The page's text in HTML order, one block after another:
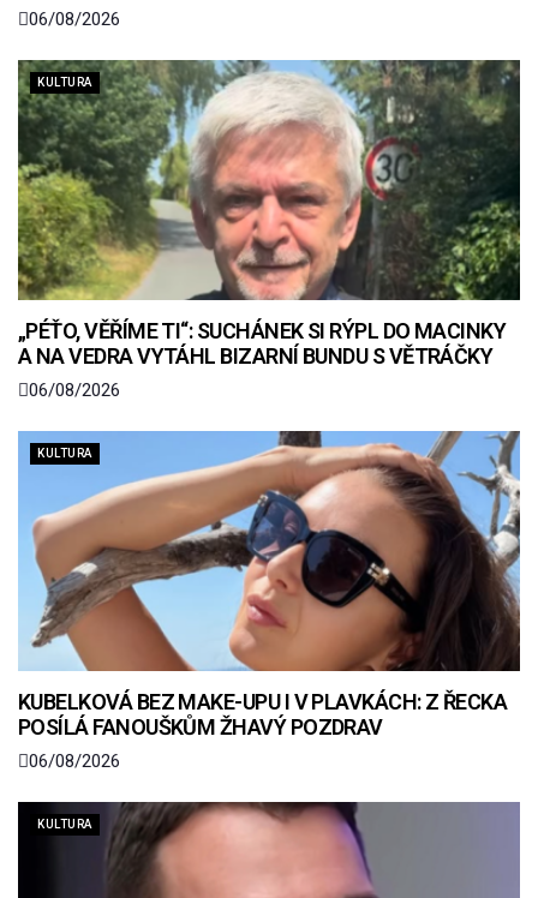
06/08/2026
KULTURA
„PÉŤO, VĚŘÍME TI“: SUCHÁNEK SI RÝPL DO MACINKY
A NA VEDRA VYTÁHL BIZARNÍ BUNDU S VĚTRÁČKY
06/08/2026
KULTURA
KUBELKOVÁ BEZ MAKE-UPU I V PLAVKÁCH: Z ŘECKA
POSÍLÁ FANOUŠKŮM ŽHAVÝ POZDRAV
06/08/2026
KULTURA